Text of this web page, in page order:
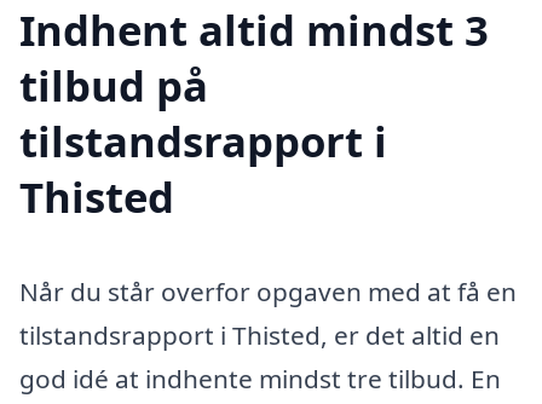
Indhent altid mindst 3
tilbud på
tilstandsrapport i
Thisted
Når du står overfor opgaven med at få en
tilstandsrapport i Thisted, er det altid en
god idé at indhente mindst tre tilbud. En